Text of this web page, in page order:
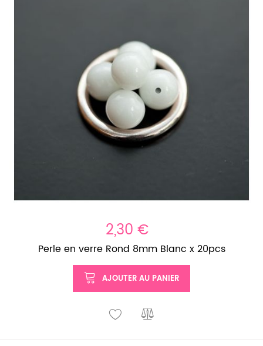
2,30 €
Perle en verre Rond 8mm Blanc x 20pcs
AJOUTER AU PANIER